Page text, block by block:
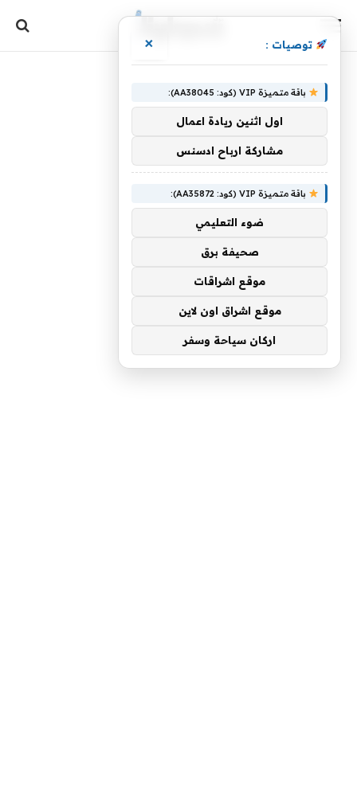
توصيات : ×
باقة متميزة VIP (كود: AA38045):
اول اثنين ريادة اعمال
مشاركة ارباح ادسنس
باقة متميزة VIP (كود: AA35872):
ضوء التعليمي
صحيفة برق
موقع اشراقات
موقع اشراق اون لاين
اركان سياحة وسفر